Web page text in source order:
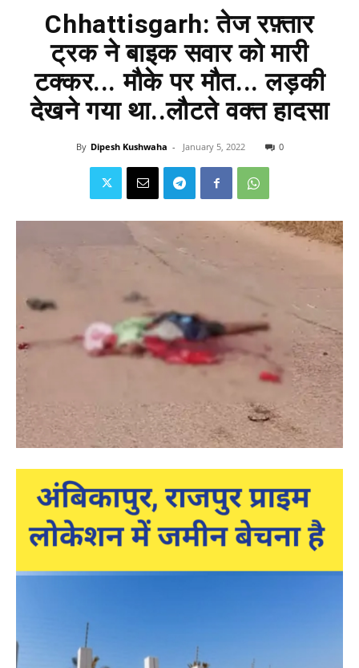
Chhattisgarh: तेज रफ़्तार
ट्रक ने बाइक सवार को मारी
टक्कर... मौके पर मौत... लड़की
देखने गया था..लौटते वक्त हादसा
By Dipesh Kushwaha - January 5, 2022 0